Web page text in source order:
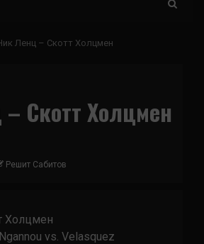
Ленц – Скотт Холцмен
Скотт Холцмен
Решит Сабитов
Холцмен
vs. Velasquez